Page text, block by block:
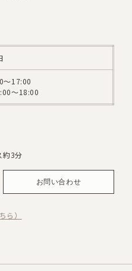
～17:00
～18:00
約3分
お問い合わせ
ら）